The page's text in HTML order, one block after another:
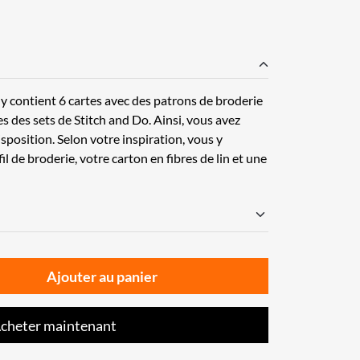
contient 6 cartes avec des patrons de broderie
des sets de Stitch and Do. Ainsi, vous avez
Selon votre inspiration, vous y
de broderie, votre carton en fibres de lin et une
Ajouter au panier
maintenant